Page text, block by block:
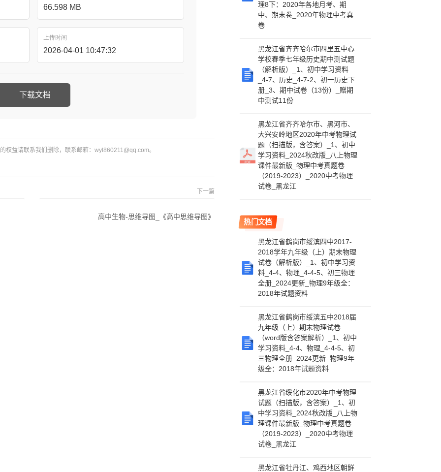
66.598 MB
上传时间
2026-04-01 10:47:32
下载文档
权益请联系我们删除，联系邮箱：wyl860211@qq.com。
下一篇
高中生物-思维导图_《高中思维导图》
理8下：2020年各地月考、期
中、期末卷_2020年物理中考真
卷
黑龙江省齐齐哈尔市四里五中心
学校春季七年级历史期中测试题
（解析版）_1、初中学习资料
_4-7、历史_4-7-2、初一历史下
册_3、期中试卷（13份）_赠期
中测试11份
黑龙江省齐齐哈尔市、黑河市、
大兴安岭地区2020年中考物理试
题（扫描版，含答案）_1、初中
学习资料_2024秋改版_八上物理
课件最新版_物理中考真题卷
（2019-2023）_2020中考物理
试卷_黑龙江
热门文档
黑龙江省鹤岗市绥滨四中2017-
2018学年九年级（上）期末物理
试卷（解析版）_1、初中学习资
料_4-4、物理_4-4-5、初三物理
全册_2024更新_物理9年级全：
2018年试题资料
黑龙江省鹤岗市绥滨五中2018届
九年级（上）期末物理试卷
（word版含答案解析）_1、初中
学习资料_4-4、物理_4-4-5、初
三物理全册_2024更新_物理9年
级全：2018年试题资料
黑龙江省绥化市2020年中考物理
试题（扫描版，含答案）_1、初
中学习资料_2024秋改版_八上物
理课件最新版_物理中考真题卷
（2019-2023）_2020中考物理
试卷_黑龙江
黑龙江省牡丹江、鸡西地区朝鲜